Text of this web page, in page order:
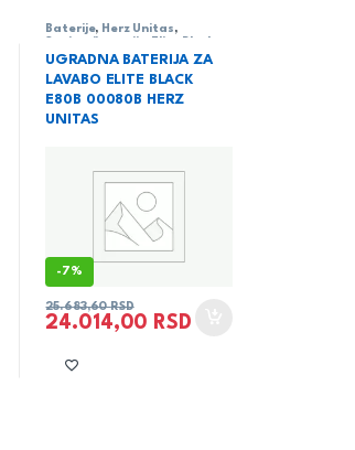
Baterije, Herz Unitas,
UGRADNA BATERIJA ZA
LAVABO ELITE BLACK
E80B 00080B HERZ
UNITAS
-7%
24.014,00 RSD
25.683,60RSD